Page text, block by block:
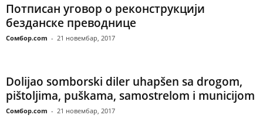
Потписан уговор о реконструкцији
безданске преводнице
Сомбор.com - 21 новембар, 2017
Dolijao somborski diler uhapšen sa drogom,
pištoljima, puškama, samostrelom i municijom
Сомбор.com - 21 новембар, 2017